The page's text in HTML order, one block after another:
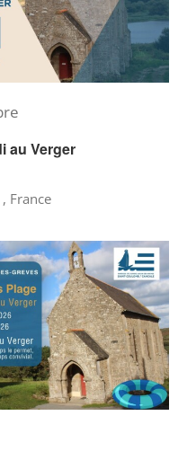
au Verger
, France